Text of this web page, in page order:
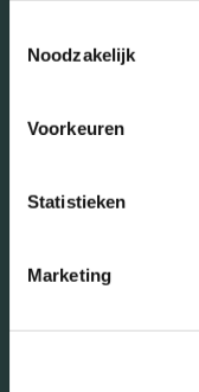
Noodzakelijk
Voorkeuren
Statistieken
Marketing